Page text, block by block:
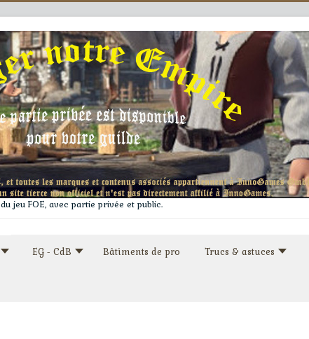
jeu FOE, avec partie privée et public.
EG - CdB Bâtiments de pro Trucs & astuces